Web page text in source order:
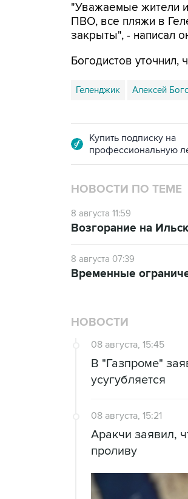
"Уважаемые жители и
ПВО, все пляжи в
закрыты", - написал
Богодистов уточнил,
Геленджик Алексей
Купить подписку на
профессиональную
НОВОСТИ ПО ТЕМЕ
8 августа 11:59
Возгорание на
8 августа 07:39
Временные
НОВОСТИ
08 августа, 15:45
В "Газпроме"
усугубляется
08 августа, 15:21
Аракчи заявил,
проливу